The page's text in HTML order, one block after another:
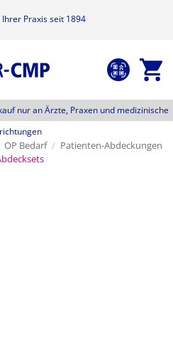
Praxis seit 1894
nur an Ärzte, Praxen und medizinische
OP Bedarf / Patienten-Abdeckungen